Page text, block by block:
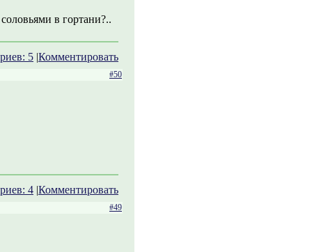
в гортани?..
5 |Комментировать
#50
4 |Комментировать
#49